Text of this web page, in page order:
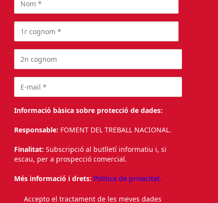
Informació bàsica sobre protecció de dades:
Responsable: FOMENT DEL TREBALL NACIONAL.
Finalitat: Subscripció al butlletí informatiu i, si
escau, per a prospecció comercial.
Més informació i drets: Política de privacitat.
Accepto el tractament de les meves dades